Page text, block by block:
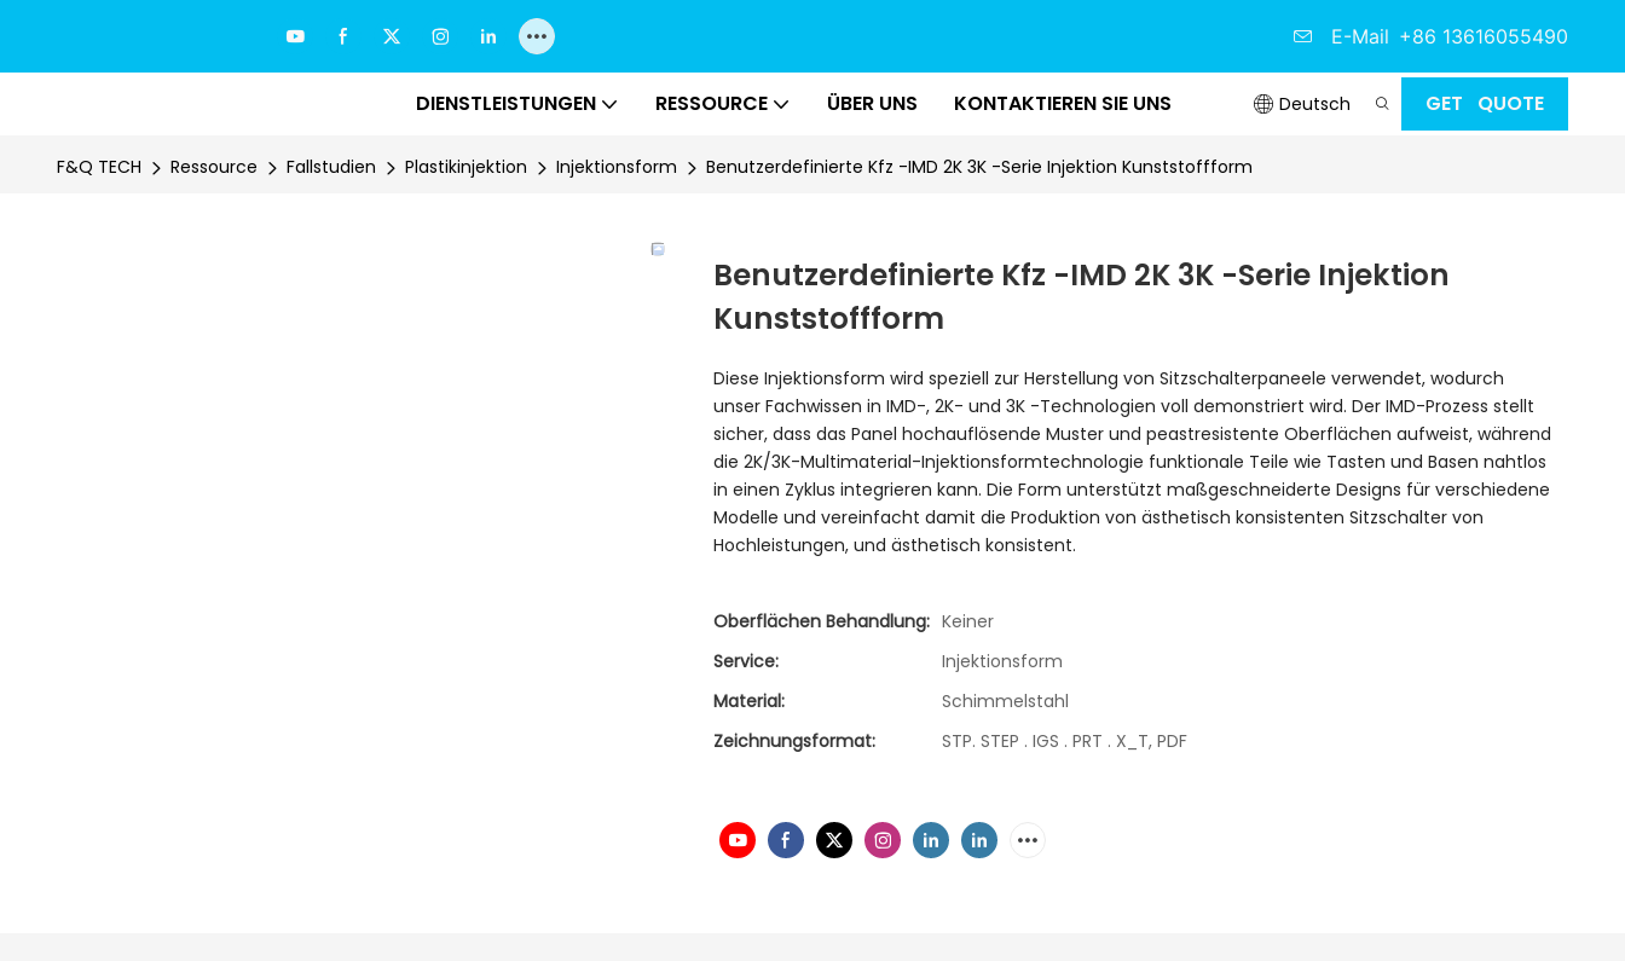
E-Mail +86 13616055490
DIENSTLEISTUNGEN RESSOURCE ÜBER UNS KONTAKTIEREN SIE UNS Deutsch GET QUOTE
F&Q TECH Ressource Fallstudien Plastikinjektion Injektionsform Benutzerdefinierte Kfz -IMD 2K 3K -Serie Injektion Kunststoffform
Benutzerdefinierte Kfz -IMD 2K 3K -Serie Injektion
Kunststoffform
Diese Injektionsform wird speziell zur Herstellung von Sitzschalterpaneele verwendet, wodurch
unser Fachwissen in IMD-, 2K- und 3K -Technologien voll demonstriert wird. Der IMD-Prozess stellt
sicher, dass das Panel hochauflösende Muster und peastresistente Oberflächen aufweist, während
die 2K/3K-Multimaterial-Injektionsformtechnologie funktionale Teile wie Tasten und Basen nahtlos
in einen Zyklus integrieren kann. Die Form unterstützt maßgeschneiderte Designs für verschiedene
Modelle und vereinfacht damit die Produktion von ästhetisch konsistenten Sitzschalter von
Hochleistungen, und ästhetisch konsistent.
Oberflächen Behandlung: Keiner
Service:
Injektionsform
Material:
Schimmelstahl
Zeichnungsformat:
STP. STEP . IGS . PRT . X_T, PDF